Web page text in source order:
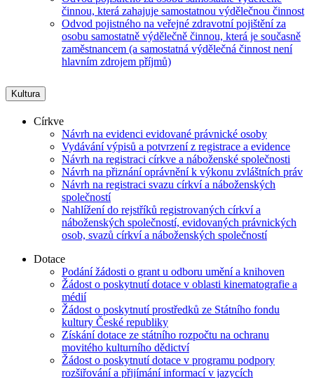
činnou, která zahajuje samostatnou výdělečnou činnost
Odvod pojistného na veřejné zdravotní pojištění za
osobu samostatně výdělečně činnou, která je současně
zaměstnancem (a samostatná výdělečná činnost není
hlavním zdrojem příjmů)
Kultura
Církve
Návrh na evidenci evidované právnické osoby
Vydávání výpisů a potvrzení z registrace a evidence
Návrh na registraci církve a náboženské společnosti
Návrh na přiznání oprávnění k výkonu zvláštních práv
Návrh na registraci svazu církví a náboženských
společností
Nahlížení do rejstříků registrovaných církví a
náboženských společností, evidovaných právnických
osob, svazů církví a náboženských společností
Dotace
Podání žádosti o grant u odboru umění a knihoven
Žádost o poskytnutí dotace v oblasti kinematografie a
médií
Žádost o poskytnutí prostředků ze Státního fondu
kultury České republiky
Získání dotace ze státního rozpočtu na ochranu
movitého kulturního dědictví
Žádost o poskytnutí dotace v programu podpory
rozšiřování a přijímání informací v jazycích